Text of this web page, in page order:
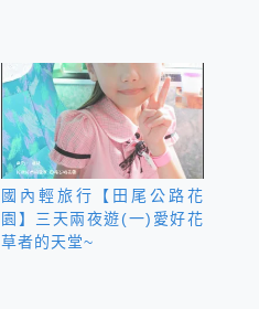
國內輕旅行【田尾公路花
園】三天兩夜遊(一)愛好花
草者的天堂~